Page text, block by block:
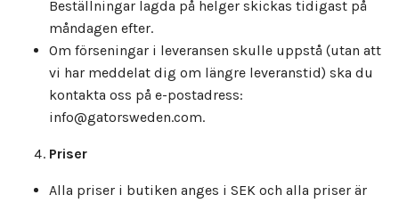
Beställningar lagda på helger skickas tidigast på
måndagen efter.
Om förseningar i leveransen skulle uppstå (utan att
vi har meddelat dig om längre leveranstid) ska du
kontakta oss på e-postadress:
info@gatorsweden.com.
Priser
Alla priser i butiken anges i SEK och alla priser är